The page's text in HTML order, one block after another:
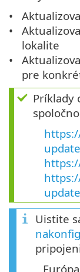
lokalite
pre
Príklady
Uistite